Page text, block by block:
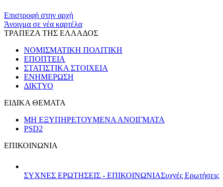
Επιστροφή στην αρχή
Άνοιγμα σε νέα καρτέλα
ΤΡΑΠΕΖΑ ΤΗΣ ΕΛΛΑΔΟΣ
ΝΟΜΙΣΜΑΤΙΚΗ ΠΟΛΙΤΙΚΗ
ΕΠΟΠΤΕΙΑ
ΣΤΑΤΙΣΤΙΚΑ ΣΤΟΙΧΕΙΑ
ΕΝΗΜΕΡΩΣΗ
ΔΙΚΤΥΟ
ΕΙΔΙΚΑ ΘΕΜΑΤΑ
ΜΗ ΕΞΥΠΗΡΕΤΟΥΜΕΝΑ ΑΝΟΙΓΜΑΤΑ
PSD2
ΕΠΙΚΟΙΝΩΝΙΑ
ΣΥΧΝΕΣ ΕΡΩΤΗΣΕΙΣ - ΕΠΙΚΟΙΝΩΝΙΑΣυχνές Ερωτήσεις